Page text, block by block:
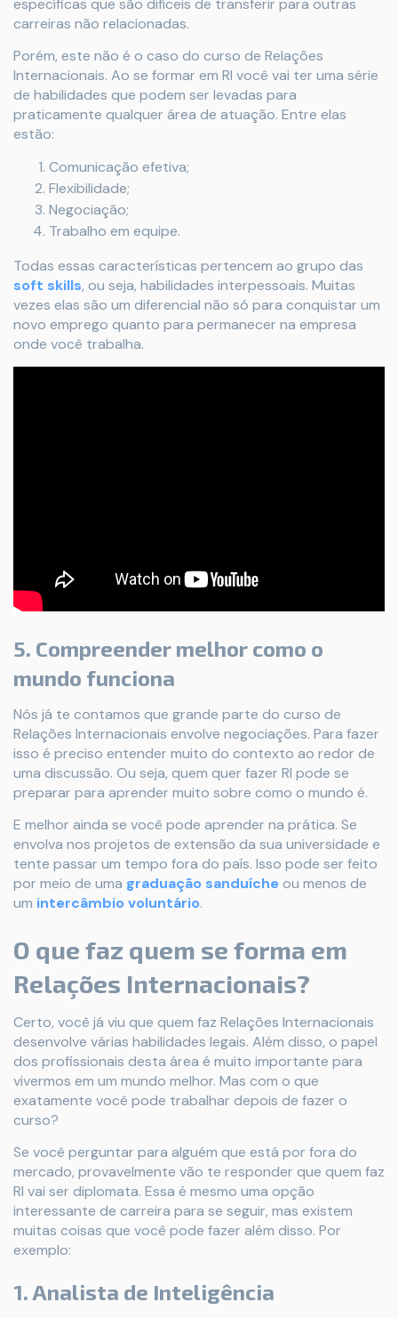
específicas que são difíceis de transferir para outras
carreiras não relacionadas.
Porém, este não é o caso do curso de Relações
Internacionais. Ao se formar em RI você vai ter uma série
de habilidades que podem ser levadas para
praticamente qualquer área de atuação. Entre elas
estão:
Comunicação efetiva;
Flexibilidade;
Negociação;
Trabalho em equipe.
Todas essas características pertencem ao grupo das
soft skills, ou seja, habilidades interpessoais. Muitas
vezes elas são um diferencial não só para conquistar um
novo emprego quanto para permanecer na empresa
onde você trabalha.
5. Compreender melhor como o
mundo funciona
Nós já te contamos que grande parte do curso de
Relações Internacionais envolve negociações. Para fazer
isso é preciso entender muito do contexto ao redor de
uma discussão. Ou seja, quem quer fazer RI pode se
preparar para aprender muito sobre como o mundo é.
E melhor ainda se você pode aprender na prática. Se
envolva nos projetos de extensão da sua universidade e
tente passar um tempo fora do país. Isso pode ser feito
por meio de uma graduação sanduícheou menos de
um intercâmbio voluntário.
O que faz quem se forma em
Relações Internacionais?
Certo, você já viu que quem faz Relações Internacionais
desenvolve várias habilidades legais. Além disso, o papel
dos profissionais desta área é muito importante para
vivermos em um mundo melhor. Mas com o que
exatamente você pode trabalhar depois de fazer o
curso?
Se você perguntar para alguém que está por fora do
mercado, provavelmente vão te responder que quem faz
RI vai ser diplomata. Essa é mesmo uma opção
interessante de carreira para se seguir, mas existem
muitas coisas que você pode fazer além disso. Por
exemplo:
1. Analista de Inteligência